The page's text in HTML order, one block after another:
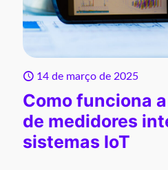
14 de março de 2025
Como funciona
de medidores
sistemas IoT